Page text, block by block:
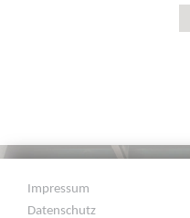
Impressum
Datenschutz